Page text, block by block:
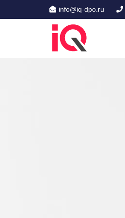
info@iq-dpo.ru